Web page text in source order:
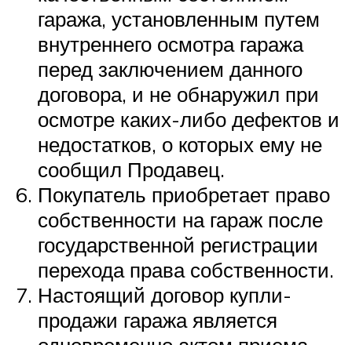
гаража, установленным путем
внутреннего осмотра гаража
перед заключением данного
договора, и не обнаружил при
осмотре каких-либо дефектов и
недостатков, о которых ему не
сообщил Продавец.
Покупатель приобретает право
собственности на гараж после
государственной регистрации
перехода права собственности.
Настоящий договор купли-
продажи гаража является